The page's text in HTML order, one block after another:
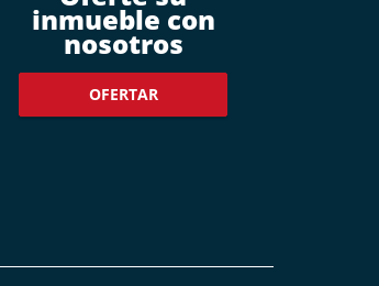
inmueble con
nosotros
OFERTAR